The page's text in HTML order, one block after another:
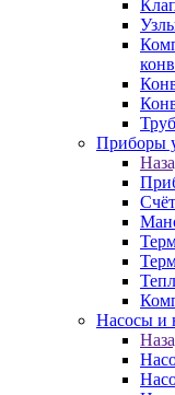
Приборы
Насосы и